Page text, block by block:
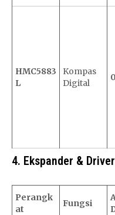
HMC5883
L
Kompas
Digital
4. Ekspander &
Perangk
at
Fungsi